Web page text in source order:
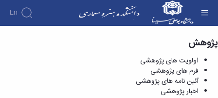
En
فرم های پژوهشی - دانشکده هنر و معماری
پژوهش
اولویت های پژوهشی
فرم های پژوهشی
آئین نامه های پژوهشی
اخبار پژوهشی